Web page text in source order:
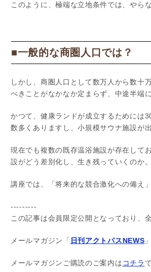
このように、極端な立地条件では、やら
■一般的な商圏人口では？
しかし、商圏人口として数万人から数十
べきことがなかなか定まらず、中途半端
かつて、健康ランドが成立するためには
数多くありますし、小規模サウナ施設が
現在でも複数の既存温浴施設が存在して
設がどう差別化し、生き残っていくのか。
講座では、「将来的な競合激化への備え
---------
この記事は会員限定公開となっており、
メールマガジン「 日刊アクトパスNEWS
メールマガジンご購読のご案内は コチラ